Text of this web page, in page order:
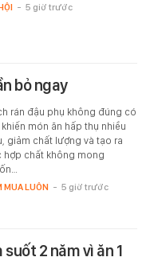
- 5 giờ trước
bỏ ngay
rán đậu phụ không đúng có
món ăn hấp thụ nhiều
giảm chất lượng và tạo ra
hợp chất không mong
MUA LUÔN - 5 giờ trước
2 năm vì ăn 1